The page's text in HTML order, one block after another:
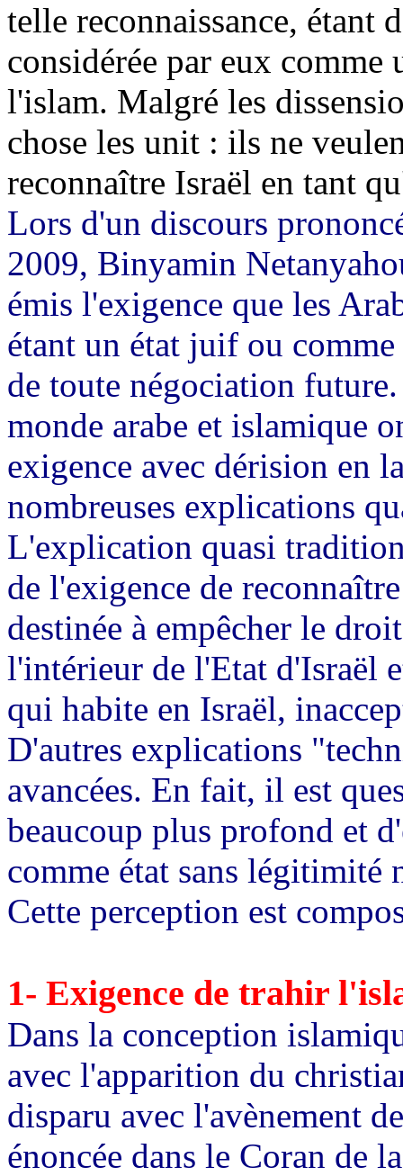
telle reconnaissance, étant
considérée par eux comme
l'islam. Malgré les
chose les unit : ils ne
reconnaître Israël en tant
Lors d'un discours
2009, Binyamin
émis l'exigence que les
étant un état juif ou
de toute négociation
monde arabe et islamique
exigence avec dérision en
nombreuses explications
L'explication quasi
de l'exigence de
destinée à empêcher le
l'intérieur de l'Etat d'Israël
qui habite en Israël,
D'autres explications
avancées. En fait, il est
beaucoup plus profond et
comme état sans légitimité
Cette perception est
1- Exigence de trahir
Dans la conception
avec l'apparition du
disparu avec l'avènement
énoncée dans le Coran de